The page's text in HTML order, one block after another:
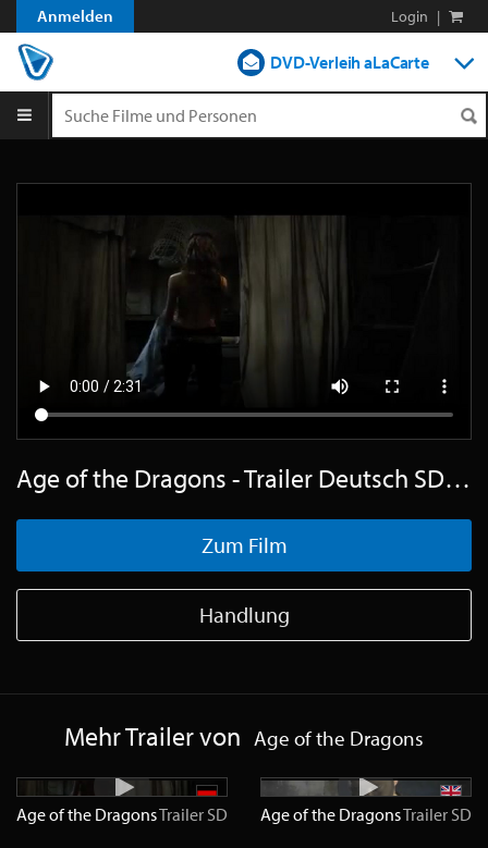
Anmelden Login |
DVD-Verleih aLaCarte
Age of the Dragons - Trailer Deutsch SD
Zum Film
Handlung
Mehr Trailer von Age of the Dragons
Age of the DragonsTrailer SD Age of the DragonsTrailer SD